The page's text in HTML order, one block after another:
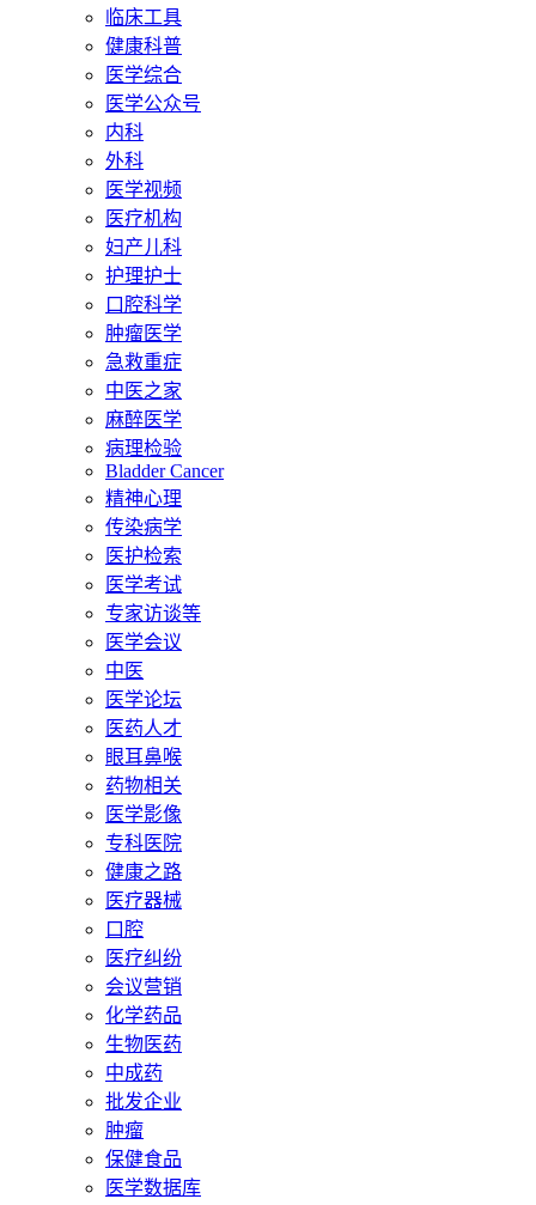
临床工具
健康科普
医学综合
医学公众号
内科
外科
医学视频
医疗机构
妇产儿科
护理护士
口腔科学
肿瘤医学
急救重症
中医之家
麻醉医学
病理检验
Bladder Cancer
精神心理
传染病学
医护检索
医学考试
专家访谈等
医学会议
中医
医学论坛
医药人才
眼耳鼻喉
药物相关
医学影像
专科医院
健康之路
医疗器械
口腔
医疗纠纷
会议营销
化学药品
生物医药
中成药
批发企业
肿瘤
保健食品
医学数据库